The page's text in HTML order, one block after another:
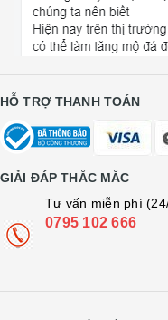
HỖ TRỢ THANH TOÁN
GIẢI ĐÁP THẮC MẮC
Tư vấn miễn phí
0795 102 666